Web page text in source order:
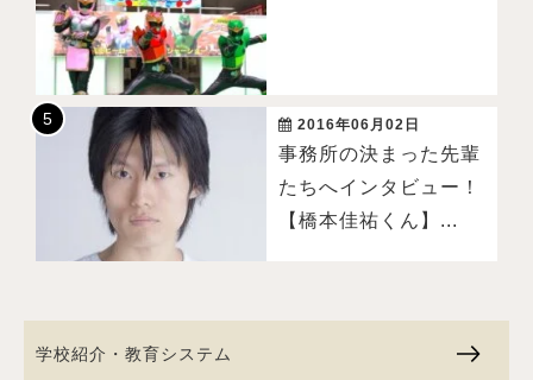
2016年06月02日
事務所の決まった先輩
たちへインタビュー！
【橋本佳祐くん】...
学校紹介・教育システム